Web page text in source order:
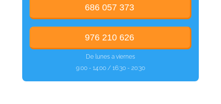
686 057 373
976 210 626
De lunes a viernes
9:00 - 14:00 / 16:30 - 20:30